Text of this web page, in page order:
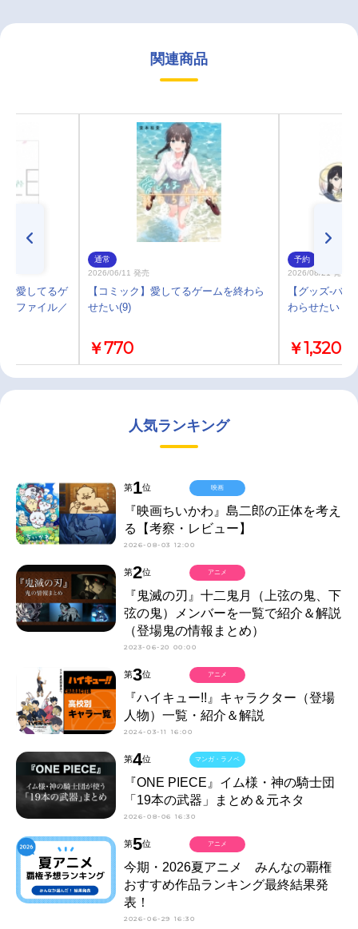
関連商品
】愛してるゲ
アファイル／
通常
2026/06/11 発売
【コミック】愛してるゲームを終わら
せたい(9)
￥770
予約
2026/08/21 発売
【グッズ-バ
わらせたい 缶
￥1,320
人気ランキング
第1位
『映画ちいかわ』島二郎の正体を考え
る【考察・レビュー】
2026-08-03 12:00
映画
第2位
『鬼滅の刃』十二鬼月（上弦の鬼、下
弦の鬼）メンバーを一覧で紹介＆解説
（登場鬼の情報まとめ）
2023-06-20 00:00
アニメ
第3位
『ハイキュー!!』キャラクター（登場
人物）一覧・紹介＆解説
2024-03-11 16:00
アニメ
第4位
『ONE PIECE』イム様・神の騎士団
「19本の武器」まとめ＆元ネタ
2026-08-06 16:30
マンガ・ラノベ
第5位
今期・2026夏アニメ みんなの覇権
おすすめ作品ランキング最終結果発
表！
2026-06-29 16:30
アニメ